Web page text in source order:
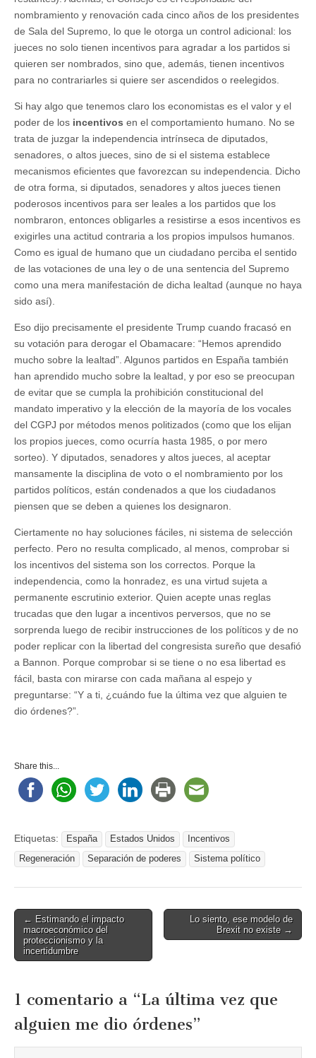
nombramiento y renovación cada cinco años de los presidentes
de Sala del Supremo, lo que le otorga un control adicional: los
jueces no solo tienen incentivos para agradar a los partidos si
quieren ser nombrados, sino que, además, tienen incentivos
para no contrariarles si quiere ser ascendidos o reelegidos.
Si hay algo que tenemos claro los economistas es el valor y el
poder de los incentivos en el comportamiento humano. No se
trata de juzgar la independencia intrínseca de diputados,
senadores, o altos jueces, sino de si el sistema establece
mecanismos eficientes que favorezcan su independencia. Dicho
de otra forma, si diputados, senadores y altos jueces tienen
poderosos incentivos para ser leales a los partidos que los
nombraron, entonces obligarles a resistirse a esos incentivos es
exigirles una actitud contraria a los propios impulsos humanos.
Como es igual de humano que un ciudadano perciba el sentido
de las votaciones de una ley o de una sentencia del Supremo
como una mera manifestación de dicha lealtad (aunque no haya
sido así).
Eso dijo precisamente el presidente Trump cuando fracasó en
su votación para derogar el Obamacare: “Hemos aprendido
mucho sobre la lealtad”. Algunos partidos en España también
han aprendido mucho sobre la lealtad, y por eso se preocupan
de evitar que se cumpla la prohibición constitucional del
mandato imperativo y la elección de la mayoría de los vocales
del CGPJ por métodos menos politizados (como que los elijan
los propios jueces, como ocurría hasta 1985, o por mero
sorteo). Y diputados, senadores y altos jueces, al aceptar
mansamente la disciplina de voto o el nombramiento por los
partidos políticos, están condenados a que los ciudadanos
piensen que se deben a quienes los designaron.
Ciertamente no hay soluciones fáciles, ni sistema de selección
perfecto. Pero no resulta complicado, al menos, comprobar si
los incentivos del sistema son los correctos. Porque la
independencia, como la honradez, es una virtud sujeta a
permanente escrutinio exterior. Quien acepte unas reglas
trucadas que den lugar a incentivos perversos, que no se
sorprenda luego de recibir instrucciones de los políticos y de no
poder replicar con la libertad del congresista sureño que desafió
a Bannon. Porque comprobar si se tiene o no esa libertad es
fácil, basta con mirarse con cada mañana al espejo y
preguntarse: “Y a ti, ¿cuándo fue la última vez que alguien te
dio órdenes?”.
Share this...
Etiquetas: España Estados Unidos
Incentivos
Regeneración
Separación de poderes Sistema político
Post
navigation
← Estimando el impacto
macroeconómico del
proteccionismo y la
incertidumbre
Lo siento, ese modelo de
Brexit no existe →
1 comentario a “La última vez que
alguien me dio órdenes”